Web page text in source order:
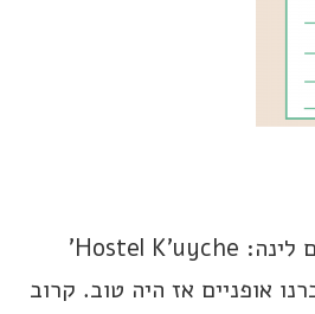
אופניים אז היה טוב. קרוב